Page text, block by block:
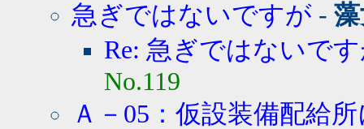
急ぎではないですが -
Re: 急ぎではないで
No.119
Ａ－05：仮設装備配給